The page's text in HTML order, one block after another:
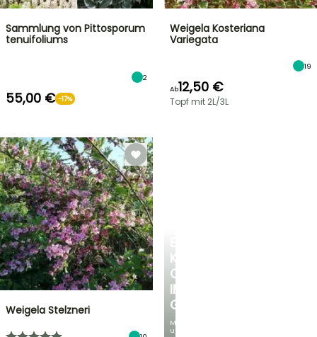
KÜHLE
OASE
IM
GARTEN
Mit
unseren
Sammlung von Pittosporum
tenuifoliums
2
55,00 € -17%
Weigela Kosteriana
Variegata
19
Ab12,50 €
Topf mit 2L/3L
Weigela Stelzneri